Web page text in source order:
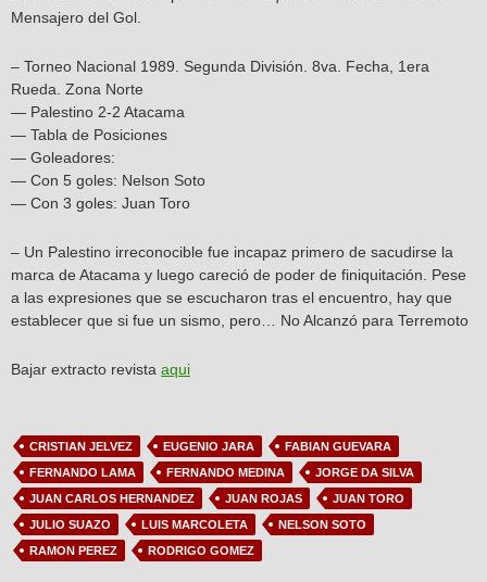
Mensajero del Gol.
– Torneo Nacional 1989. Segunda División. 8va. Fecha, 1era
Rueda. Zona Norte
— Palestino 2-2 Atacama
— Tabla de Posiciones
— Goleadores:
— Con 5 goles: Nelson Soto
— Con 3 goles: Juan Toro
– Un Palestino irreconocible fue incapaz primero de sacudirse la
marca de Atacama y luego careció de poder de finiquitación. Pese
a las expresiones que se escucharon tras el encuentro, hay que
establecer que si fue un sismo, pero… No Alcanzó para Terremoto
Bajar extracto revista aqui
CRISTIAN JELVEZ EUGENIO JARA
FABIAN GUEVARA
FERNANDO LAMA
FERNANDO MEDINA
JORGE DA SILVA
JUAN CARLOS HERNANDEZ
JUAN ROJAS
JUAN TORO
JULIO SUAZO
LUIS MARCOLETA
NELSON SOTO
RAMON PEREZ
RODRIGO GOMEZ